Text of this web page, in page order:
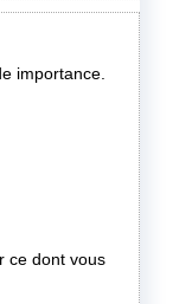
importance.
ce dont vous